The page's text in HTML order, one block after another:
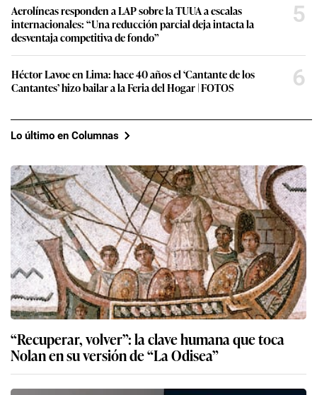
Aerolíneas responden a LAP sobre la TUUA a escalas
internacionales: “Una reducción parcial deja intacta la
desventaja competitiva de fondo”
5
Héctor Lavoe en Lima: hace 40 años el ‘Cantante de los
Cantantes’ hizo bailar a la Feria del Hogar | FOTOS
6
Lo último en Columnas
“Recuperar, volver”: la clave humana que toca
Nolan en su versión de “La Odisea”